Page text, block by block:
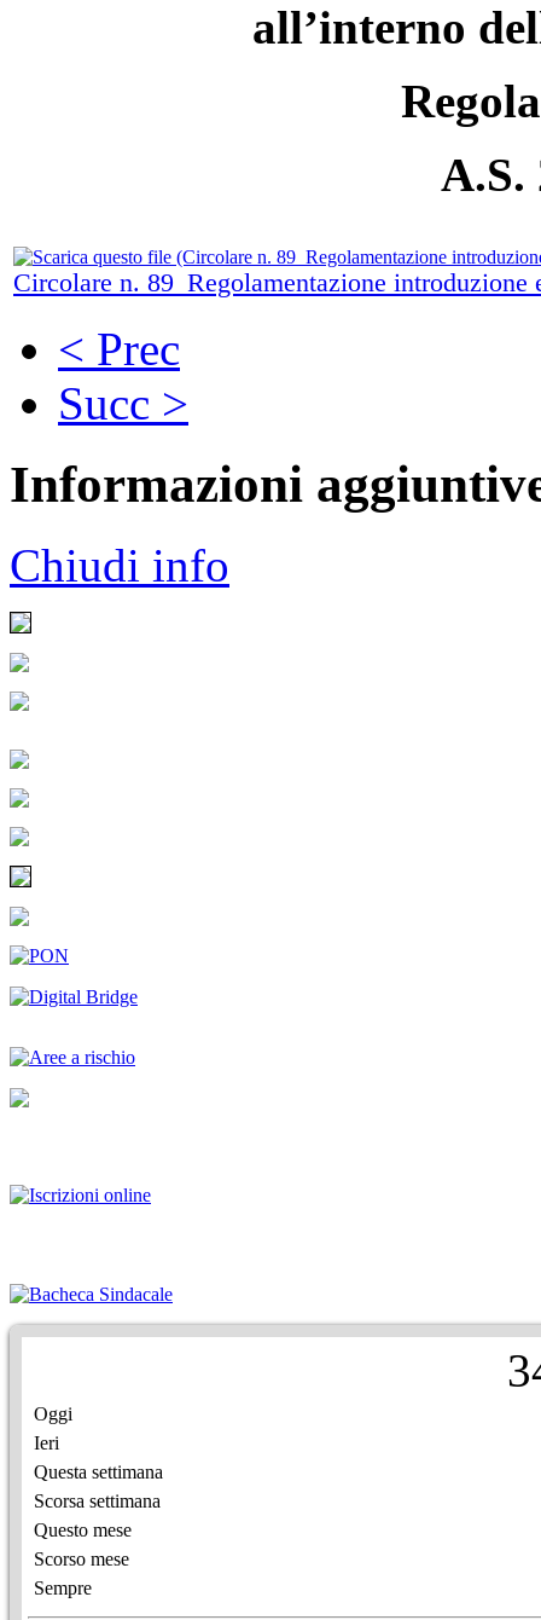
all’interno
A.S.
Circolare n. 89_Regolamentazione
< Prec
Succ >
Informazioni
Chiudi info
3
Oggi
Ieri
Questa settimana
Scorsa settimana
Questo mese
Scorso mese
Sempre